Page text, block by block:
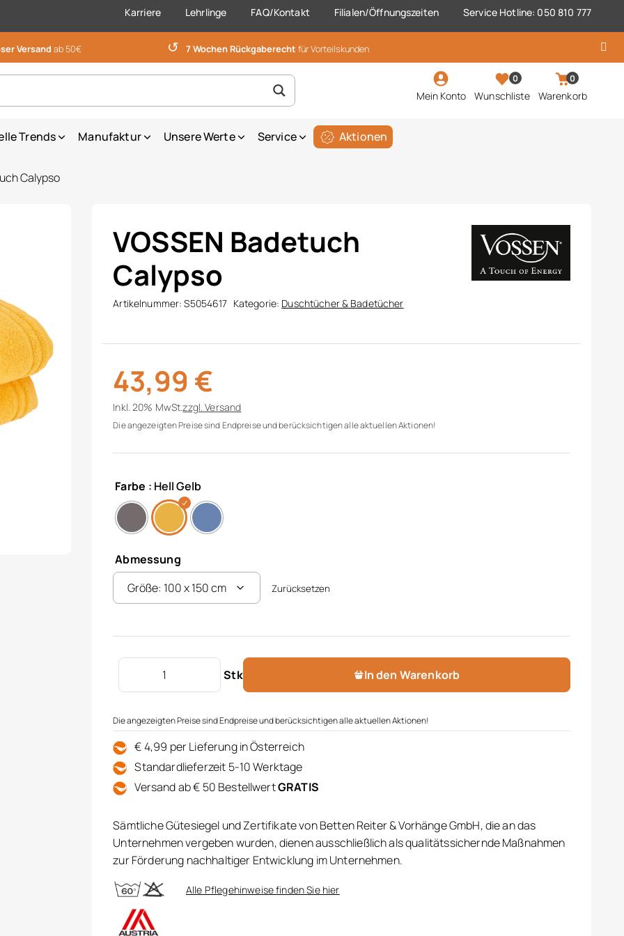
Karriere Lehrlinge FAQ/Kontakt Filialen/Öffnungszeiten Service Hotline: 050 810 777
Versand ab 50€ ↺ 7 Wochen Rückgaberecht für Vorteilskunden
Mein Konto
0
Wunschliste
0
Warenkorb
Trends Manufaktur Unsere Werte Service Aktionen
Calypso
VOSSEN Badetuch
Calypso
Artikelnummer:S5054617 Kategorie: Duschtücher & Badetücher
43,99 €
Inkl. 20% MwSt.zzgl.Versand
Die angezeigten Preise sind Endpreise und berücksichtigen alle aktuellen Aktionen!
Farbe : Hell Gelb
Abmessung
Zurücksetzen
Stk
VOSSEN Badetuch Calypso Menge
In den Warenkorb
Die angezeigten Preise sind Endpreise und berücksichtigen alle aktuellen Aktionen!
€ 4,99 per Lieferung in Österreich
Standardlieferzeit 5-10 Werktage
Versand ab € 50 BestellwertGRATIS
Sämtliche Gütesiegel und Zertifikate von Betten Reiter & Vorhänge GmbH, die an das
Unternehmen vergeben wurden, dienen ausschließlich als qualitätssichernde Maßnahmen
zur Förderung nachhaltiger Entwicklung im Unternehmen.
Alle Pflegehinweise finden Sie hier